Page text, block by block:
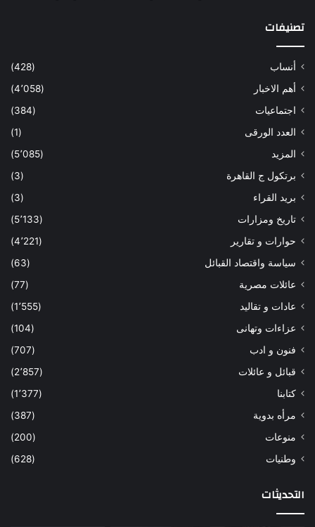
تصنيفات
أنساب
(428)
أهم الاخبار
(4٬058)
اجتماعيات
(384)
العدد الورقى
(1)
المزيد
(5٬085)
برتكول ج القاهرة
(3)
بريد القراء
(3)
تاريخ ومزارات
(5٬133)
حوارات و تقارير
(4٬221)
سياسة واقتصاد القبائل
(63)
عائلات مصرية
(77)
عادات و تقاليد
(1٬555)
عزاءات وتهانى
(104)
فنون و ادب
(707)
قبائل و عائلات
(2٬857)
كتابنا
(1٬377)
مرأه بدوية
(387)
منوعات
(200)
وطنيات
(628)
التحديثات